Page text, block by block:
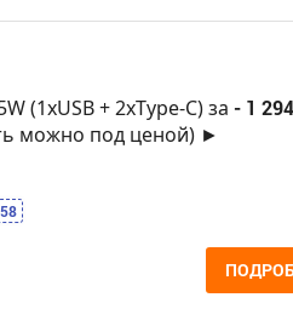
(1xUSB + 2xType-C) за - 1
можно под ценой) ►